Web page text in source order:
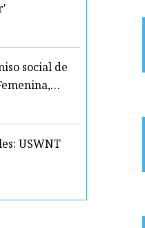
social de
USWNT